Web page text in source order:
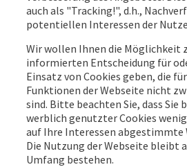
auch als "Tracking!", d.h.,
potentiellen Interessen der
Wir wollen Ihnen die Möglichkeit
informierten Entscheidung für
Einsatz von Cookies geben, die
Funktionen der Webseite nicht
sind. Bitte beachten Sie, dass Sie
werblich genutzter Cookies
auf Ihre Interessen abgestimmte
Die Nutzung der Webseite bleibt
Umfang bestehen.